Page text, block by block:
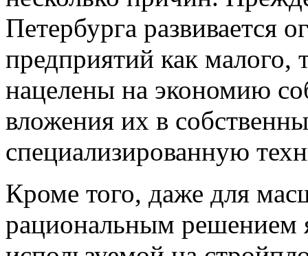
Петербурга развивается
предприятий как малого,
нацелены на экономию
вложения их в
специализированную
Кроме того, даже для
рациональным решением